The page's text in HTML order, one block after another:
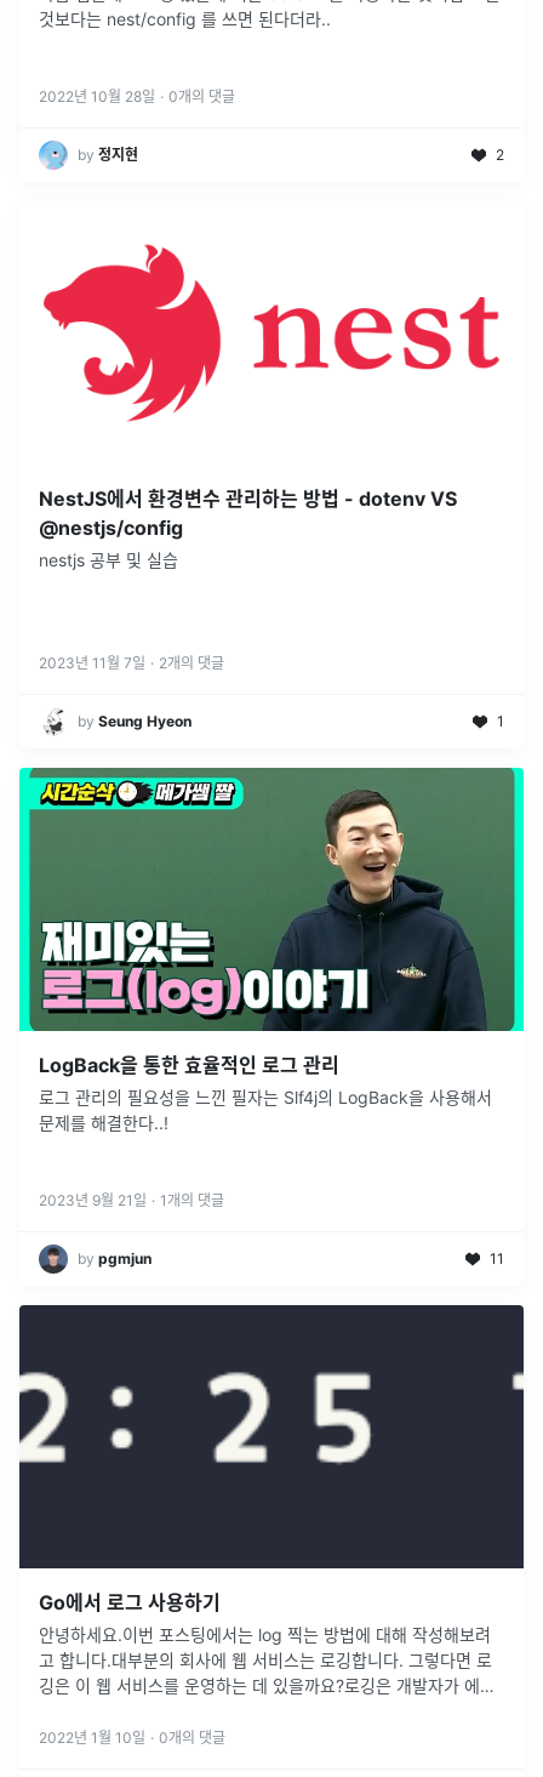
것보다는 nest/config 를 쓰면 된다더라..
2022년 10월 28일 · 0개의 댓글
by 정지현 2
NestJS에서 환경변수 관리하는 방법 - dotenv VS
@nestjs/config
nestjs 공부 및 실습
2023년 11월 7일 · 2개의 댓글
by Seung Hyeon 1
LogBack을 통한 효율적인 로그 관리
로그 관리의 필요성을 느낀 필자는 Slf4j의 LogBack을 사용해서
문제를 해결한다..!
2023년 9월 21일 · 1 개의 댓글
by pgmjun 11
Go에서 로그 사용하기
안녕하세요.이번 포스팅에서는 log 찍는 방법에 대해 작성해보려
고 합니다.대부분의 회사에 웹 서비스는 로깅합니다. 그렇다면 로
깅은 이 웹 서비스를 운영하는 데 있을까요?로깅은 개발자가 에러
하여 시스템을 파악...
2022년 1월 10일 · 0개의 댓글